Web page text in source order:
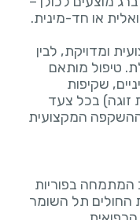
ומדויקת, לבין
טיפול מותאם
שקיפות
זוגה) בכל צעד
המקצועית
בפוריות
החולים תל השומר